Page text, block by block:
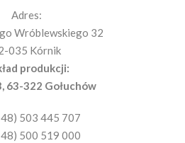
Adres:
Wróblewskiego 32
035 Kórnik
produkcji:
63-322 Gołuchów
503 445 707
500 519 000